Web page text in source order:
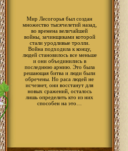
Мир Лесогорья был создан
множество тысячелетий назад,
во времена величайшей
войны, зачинщиками которой
стали уродливые тролли.
Война подходила к концу,
людей становилось все меньше
и они объединились в
последнюю армию. Это была
решающая битва и люди были
обречены. Но раса людей не
исчезнет, они восстанут для
новых сражений, осталось
лишь определить кто из них
способен на это…